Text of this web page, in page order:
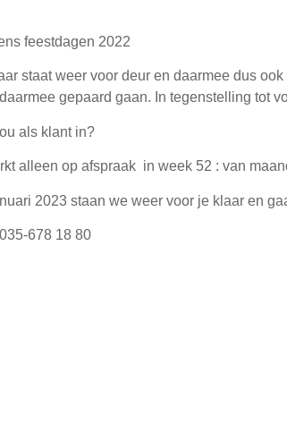
feestdagen 2022
staat weer voor deur en daarmee dus
gepaard gaan. In tegenstelling tot
als klant in?
alleen op afspraak in week 52 : van
2023 staan we weer voor je klaar en
678 18 80